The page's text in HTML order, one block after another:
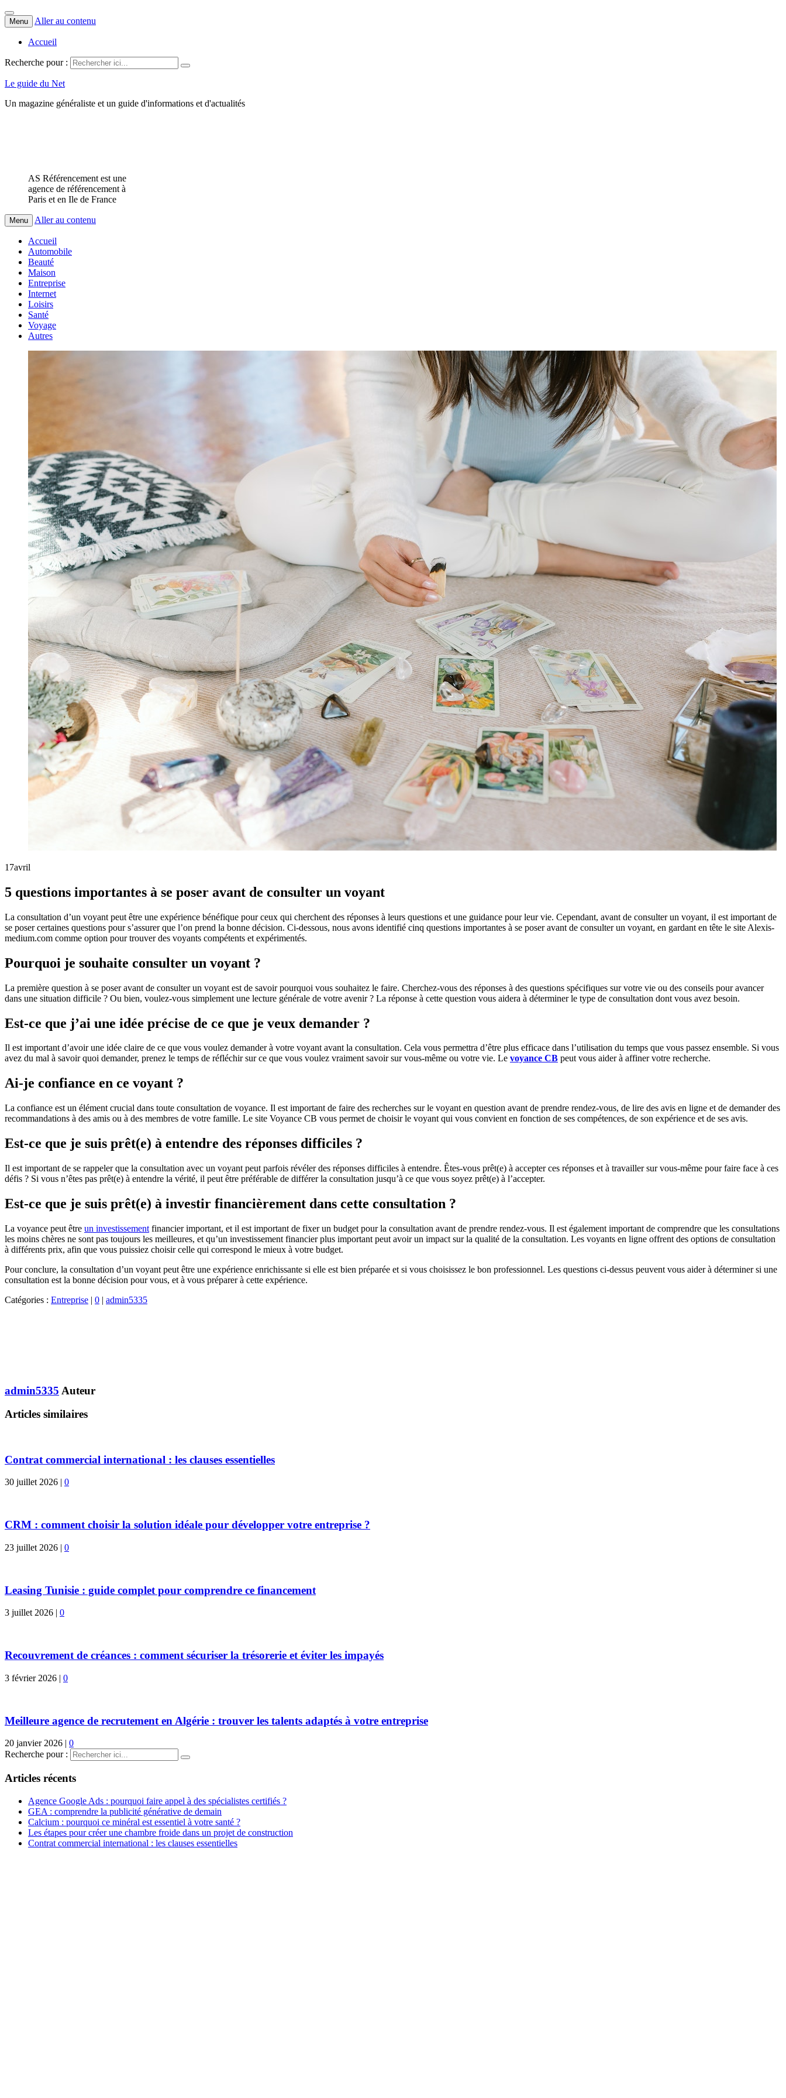
Menu Aller au contenu
Accueil
Recherche pour :
Le guide du Net
Un magazine généraliste et un guide d'informations et d'actualités
AS Référencement est une
agence de référencement à
Paris et en Ile de France
Menu Aller au contenu
Accueil
Automobile
Beauté
Maison
Entreprise
Internet
Loisirs
Santé
Voyage
Autres
17avril
5 questions importantes à se poser avant de consulter un voyant
La consultation d’un voyant peut être une expérience bénéfique pour ceux qui cherchent des réponses à leurs questions et une guidance pour leur vie. Cependant, avant de consulter un voyant, il est important de
se poser certaines questions pour s’assurer que l’on prend la bonne décision. Ci-dessous, nous avons identifié cinq questions importantes à se poser avant de consulter un voyant, en gardant en tête le site Alexis-
medium.com comme option pour trouver des voyants compétents et expérimentés.
Pourquoi je souhaite consulter un voyant ?
La première question à se poser avant de consulter un voyant est de savoir pourquoi vous souhaitez le faire. Cherchez-vous des réponses à des questions spécifiques sur votre vie ou des conseils pour avancer
dans une situation difficile ? Ou bien, voulez-vous simplement une lecture générale de votre avenir ? La réponse à cette question vous aidera à déterminer le type de consultation dont vous avez besoin.
Est-ce que j’ai une idée précise de ce que je veux demander ?
Il est important d’avoir une idée claire de ce que vous voulez demander à votre voyant avant la consultation. Cela vous permettra d’être plus efficace dans l’utilisation du temps que vous passez ensemble. Si vous
avez du mal à savoir quoi demander, prenez le temps de réfléchir sur ce que vous voulez vraiment savoir sur vous-même ou votre vie. Le voyance CB peut vous aider à affiner votre recherche.
Ai-je confiance en ce voyant ?
La confiance est un élément crucial dans toute consultation de voyance. Il est important de faire des recherches sur le voyant en question avant de prendre rendez-vous, de lire des avis en ligne et de demander des
recommandations à des amis ou à des membres de votre famille. Le site Voyance CB vous permet de choisir le voyant qui vous convient en fonction de ses compétences, de son expérience et de ses avis.
Est-ce que je suis prêt(e) à entendre des réponses difficiles ?
Il est important de se rappeler que la consultation avec un voyant peut parfois révéler des réponses difficiles à entendre. Êtes-vous prêt(e) à accepter ces réponses et à travailler sur vous-même pour faire face à ces
défis ? Si vous n’êtes pas prêt(e) à entendre la vérité, il peut être préférable de différer la consultation jusqu’à ce que vous soyez prêt(e) à l’accepter.
Est-ce que je suis prêt(e) à investir financièrement dans cette consultation ?
La voyance peut être un investissement financier important, et il est important de fixer un budget pour la consultation avant de prendre rendez-vous. Il est également important de comprendre que les consultations
les moins chères ne sont pas toujours les meilleures, et qu’un investissement financier plus important peut avoir un impact sur la qualité de la consultation. Les voyants en ligne offrent des options de consultation
à différents prix, afin que vous puissiez choisir celle qui correspond le mieux à votre budget.
Pour conclure, la consultation d’un voyant peut être une expérience enrichissante si elle est bien préparée et si vous choisissez le bon professionnel. Les questions ci-dessus peuvent vous aider à déterminer si une
consultation est la bonne décision pour vous, et à vous préparer à cette expérience.
Catégories : Entreprise | 0 | admin5335
admin5335 Auteur
Articles similaires
Contrat commercial international : les clauses essentielles
30 juillet 2026 0
CRM : comment choisir la solution idéale pour développer votre entreprise ?
23 juillet 2026 | 0
Leasing Tunisie : guide complet pour comprendre ce financement
3 juillet 2026 | 0
Recouvrement de créances : comment sécuriser la trésorerie et éviter les impayés
3 février 2026 | 0
Meilleure agence de recrutement en Algérie : trouver les talents adaptés à votre entreprise
20 janvier 2026 | 0
Recherche pour :
Articles récents
Agence Google Ads : pourquoi faire appel à des spécialistes certifiés ?
GEA : comprendre la publicité générative de demain
Calcium : pourquoi ce minéral est essentiel à votre santé ?
Les étapes pour créer une chambre froide dans un projet de construction
Contrat commercial international : les clauses essentielles